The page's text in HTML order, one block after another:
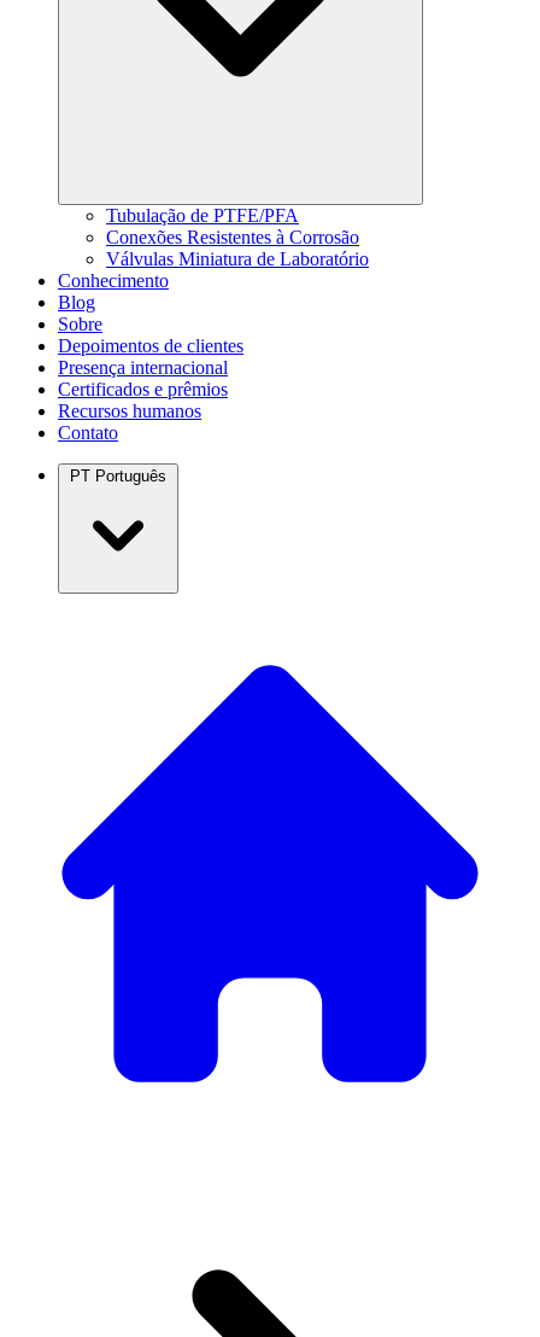
Tubulação de PTFE/PFA
Conexões Resistentes à Corrosão
Válvulas Miniatura de Laboratório
Conhecimento
Blog
Sobre
Depoimentos de clientes
Presença internacional
Certificados e prêmios
Recursos humanos
Contato
PT Português